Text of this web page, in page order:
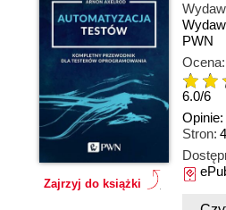
Zajrzyj do książki
PWN
Ocena:
6.0/6
Opinie:
Stron: